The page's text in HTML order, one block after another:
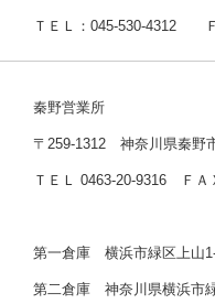
ＴＥＬ：045-530-4312 Ｆ
秦野営業所
〒259-1312 神奈川県秦野
ＴＥＬ 0463-20-9316 ＦＡ
第一倉庫 横浜市緑区上山
第二倉庫 神奈川県横浜市